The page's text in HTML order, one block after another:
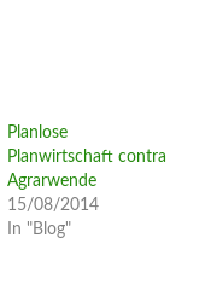
Planlose
Planwirtschaft contra
Agrarwende
15/08/2014
In "Blog"